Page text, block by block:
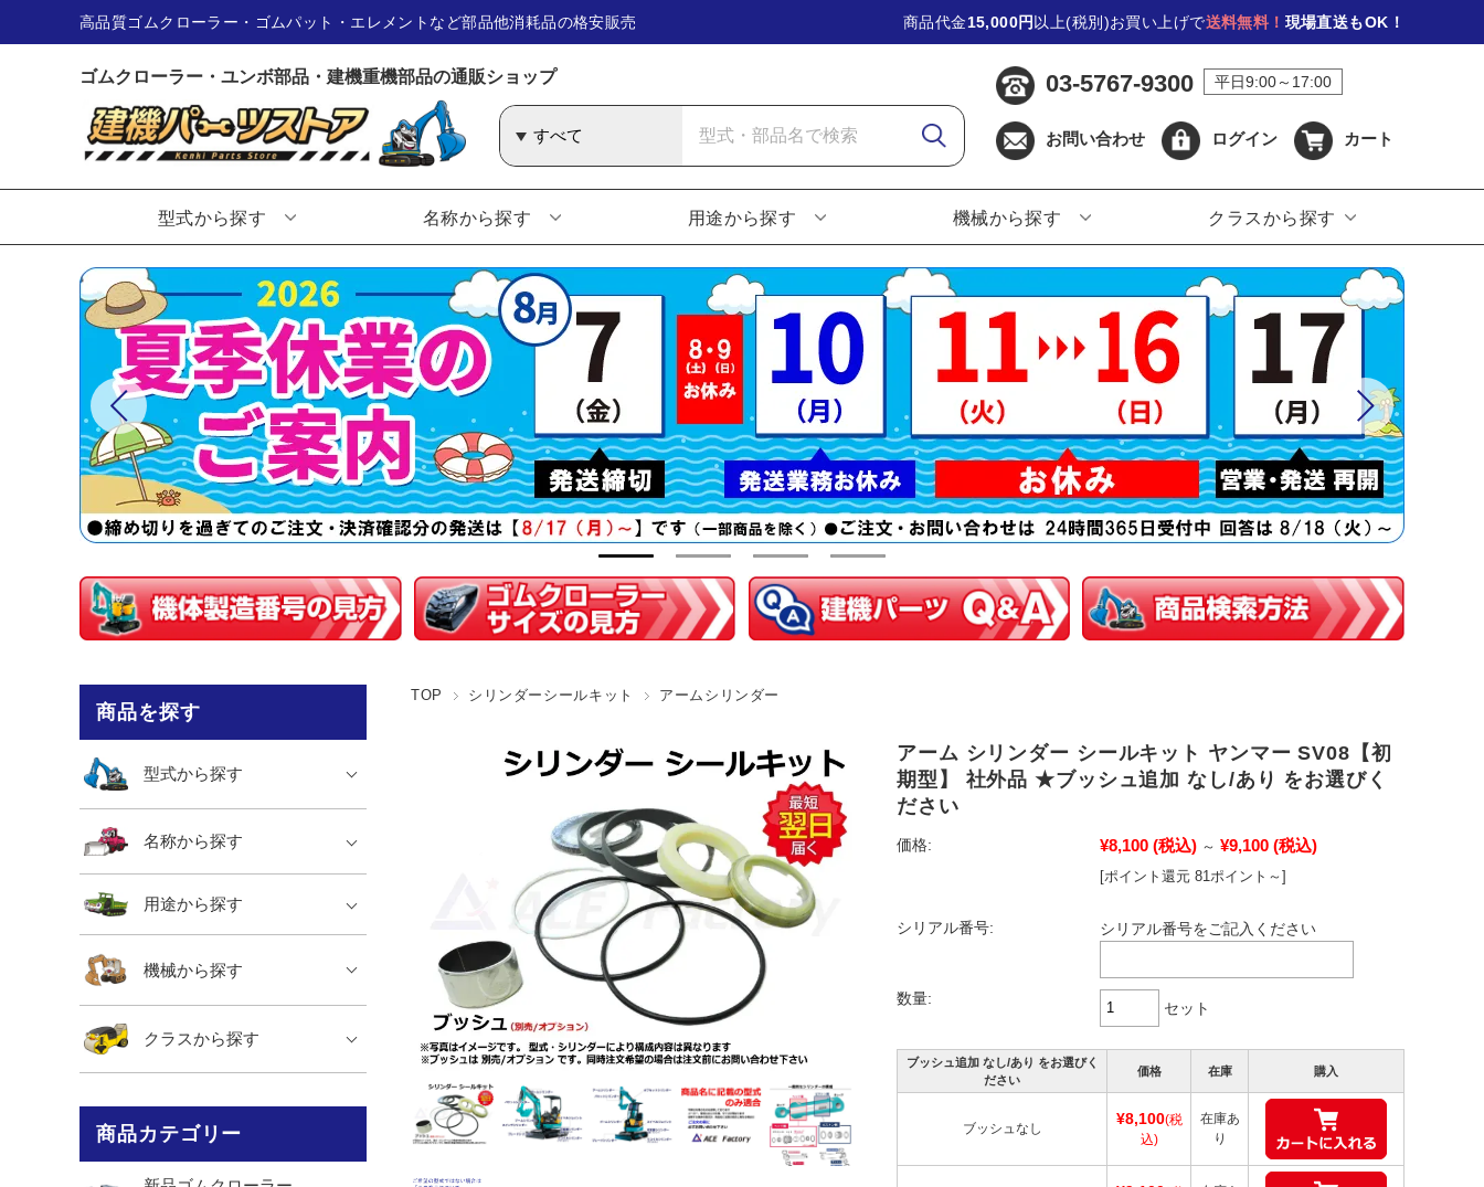
高品質ゴムクローラー・ゴムパット・エレメントなど部品他消耗品の格安販売 商品代金15,000円 以上(税別)お買い上げで送料無料！ 現場直送もOK！
ゴムクローラー・ユンボ部品・建機重機部品の通販ショップ 03-5767-9300 平日9:00～17:00
お問い合わせ ログイン カート
型式から探す 名称から探す 用途から探す 機械から探す クラスから探す
TOP シリンダーシールキット アームシリンダー
アーム シリンダー シールキット ヤンマー SV08【初
期型】 社外品 ★ブッシュ追加 なし/あり をお選びく
ださい
価格: ¥8,100 (税込) ～ ¥9,100 (税込)
[ポイント還元 81ポイント～]
シリアル番号: シリアル番号をご記入ください
数量:
セット
ブッシュ追加 なし/あり をお選びく
ださい
価格 在庫 購入
ブッシュなし
¥8,100(税
込)
在庫あ
り
商品を探す
型式から探す
名称から探す
用途から探す
機械から探す
クラスから探す
商品カテゴリー